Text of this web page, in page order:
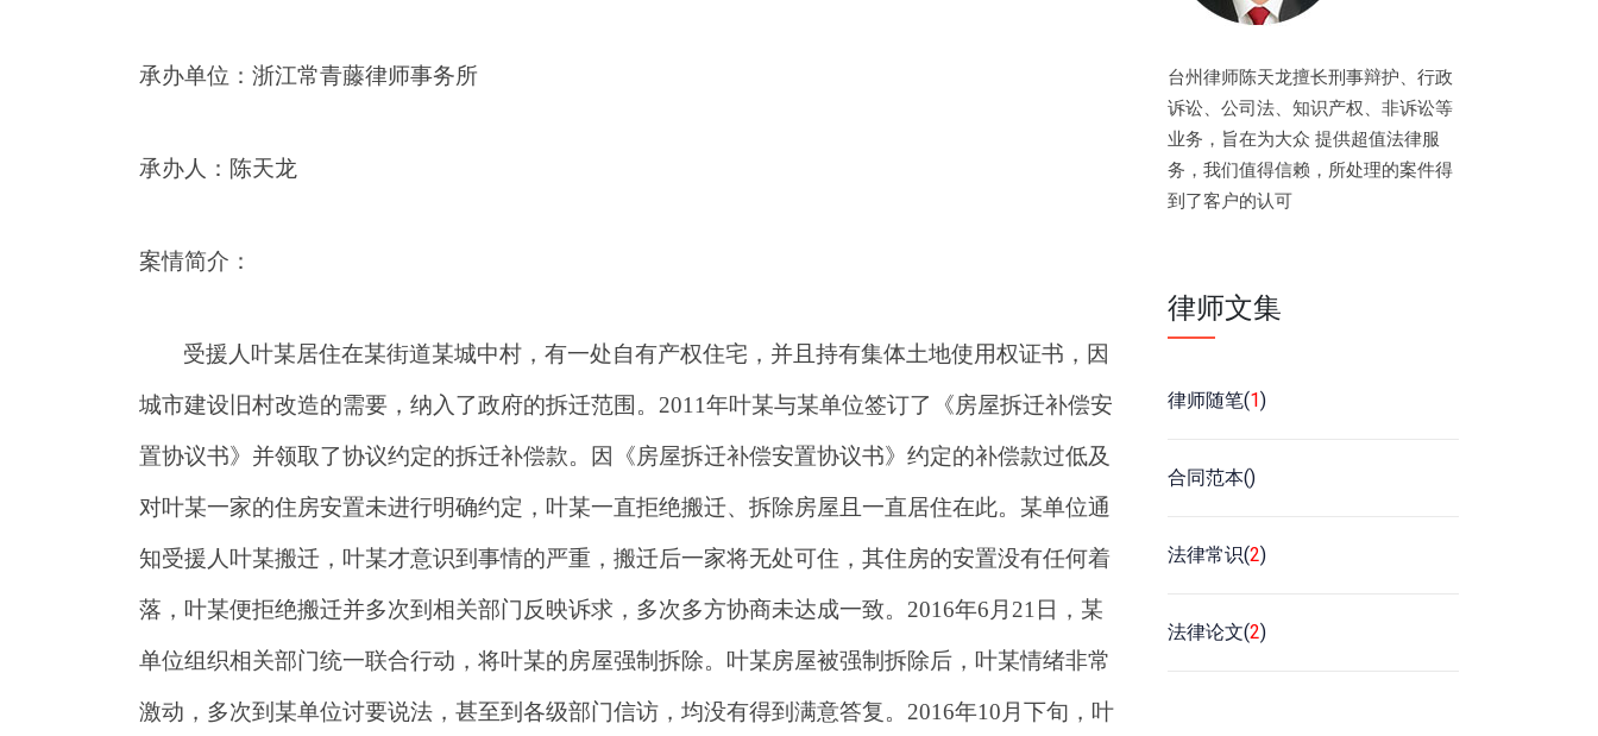
承办单位： 浙江常青藤律师事务所
承办人： 陈天龙
案情简介：
受援人叶某居住在某街道某城中村，有一处自有产权住宅，并且持有集体土地使用权证书，因
城市建设旧村改造的需要，纳入了政府的拆迁范围。2011年叶某与某单位签订了《房屋拆迁补偿安
置协议书》并领取了协议约定的拆迁补偿款。因《房屋拆迁补偿安置协议书》约定的补偿款过低及
对叶某一家的住房安置未进行明确约定，叶某一直拒绝搬迁、拆除房屋且一直居住在此。某单位通
知受援人叶某搬迁，叶某才意识到事情的严重，搬迁后一家将无处可住，其住房的安置没有任何着
落，叶某便拒绝搬迁并多次到相关部门反映诉求，多次多方协商未达成一致。2016年6月21日，某
单位组织相关部门统一联合行动，将叶某的房屋强制拆除。叶某房屋被强制拆除后，叶某情绪非常
激动，多次到某单位讨要说法，甚至到各级部门信访，均没有得到满意答复。2016年10月下旬，叶
台州律师陈天龙擅长刑事辩护、行政
诉讼、公司法、知识产权、非诉讼等
业务，旨在为大众 提供超值法律服
务，我们值得信赖，所处理的案件得
到了客户的认可
律师文集
律师随笔(1)
合同范本()
法律常识(2)
法律论文(2)